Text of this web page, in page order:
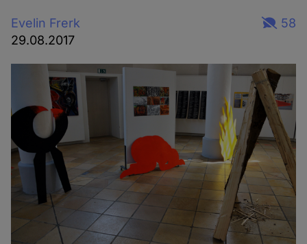
Evelin Frerk
29.08.2017
58